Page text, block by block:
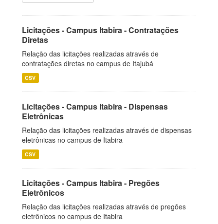
Licitações - Campus Itabira - Contratações
Diretas
Relação das licitações realizadas através de
contratações diretas no campus de Itajubá
CSV
Licitações - Campus Itabira - Dispensas
Eletrônicas
Relação das licitações realizadas através de dispensas
eletrônicas no campus de Itabira
CSV
Licitações - Campus Itabira - Pregões
Eletrônicos
Relação das licitações realizadas através de pregões
eletrônicos no campus de Itabira